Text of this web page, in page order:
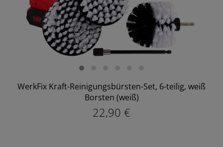
WerkFix Kraft-Reinigungsbürsten-Set, 6-teilig, weiß
Borsten (weiß)
22,90 €